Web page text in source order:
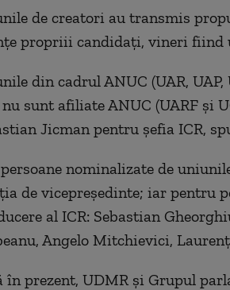
de creatori au transmis
propriii candidaţi, vineri fiind
din cadrul ANUC (UAR,
sunt afiliate ANUC (UARF şi
Jicman pentru şefia ICR,
nominalizate de
de vicepreşedinte; iar pentru
al ICR: Sebastian
Angelo Mitchievici,
în prezent, UDMR şi Grupul